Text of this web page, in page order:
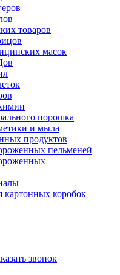
товаров
масок
порошка
и мыла
продуктов
пельменей
коробок
звонок